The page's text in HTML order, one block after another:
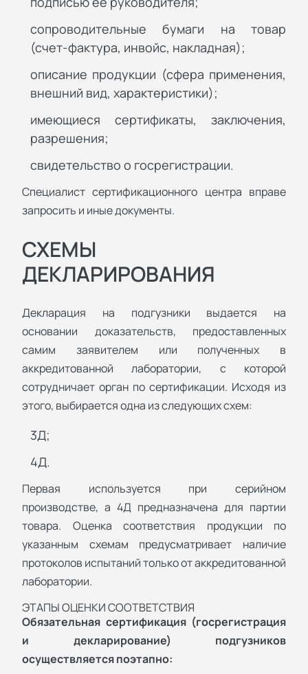
сопроводительные бумаги на товар
(счет-фактура, инвойс, накладная);
описание продукции (сфера применения,
внешний вид, характеристики);
имеющиеся сертификаты, заключения,
разрешения;
свидетельство о госрегистрации.
Специалист сертификационного центра вправе
запросить и иные документы.
СХЕМЫ
ДЕКЛАРИРОВАНИЯ
Декларация на подгузники выдается на
основании доказательств, предоставленных
самим заявителем или полученных в
аккредитованной лаборатории, с которой
сотрудничает орган по сертификации. Исходя из
этого, выбирается одна из следующих схем:
3Д;
4Д.
Первая используется при серийном
производстве, а 4Д предназначена для партии
товара. Оценка соответствия продукции по
указанным схемам предусматривает наличие
протоколов испытаний только от аккредитованной
лаборатории.
ЭТАПЫ ОЦЕНКИ СООТВЕТСТВИЯ
Обязательная сертификация (госрегистрация
и декларирование) подгузников
осуществляется поэтапно: